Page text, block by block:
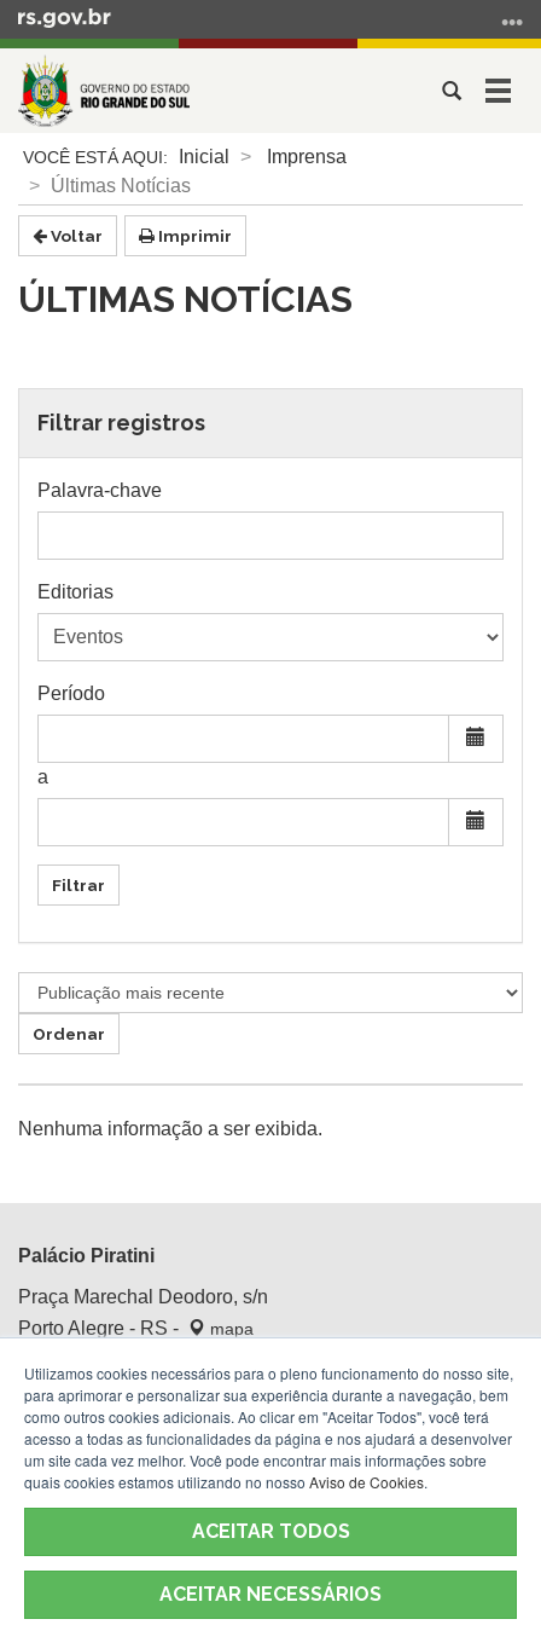
para
conteúdo
para
menu
para
Abrir
conteúdo
Inicial
Imprensa
Últimas Notícias
Voltar Imprimir
ÚLTIMAS NOTÍCIAS
Filtrar registros
Palavra-chave
Editorias
Período
a
Filtrar
Ordenar
Nenhuma informação a ser exibida.
Palácio Piratini
Praça Marechal Deodoro, s/n
Porto Alegre - RS -
mapa
Fone:(51) 3210.4100
Termos de Uso
Utilizamos cookies necessários para o pleno funcionamento do nosso site,
para aprimorar e personalizar sua experiência durante a navegação, bem
como outros cookies adicionais. Ao clicar em "Aceitar Todos", você terá
acesso a todas as funcionalidades da página e nos ajudará a desenvolver
um site cada vez melhor. Você pode encontrar mais informações sobre
quais cookies estamos utilizando no nosso Aviso de Cookies.
ACEITAR TODOS
ACEITAR NECESSÁRIOS